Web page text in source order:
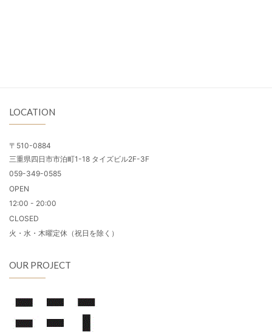
LOCATION
〒510-0884
三重県四日市市泊町1-18 タイズビル2F-3F
059-349-0585
OPEN
12:00 - 20:00
CLOSED
火・水・木曜定休（祝日を除く）
OUR PROJECT